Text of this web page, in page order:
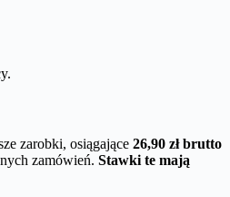
zarobki, osiągające 26,90 zł brutto
zamówień. Stawki te mają